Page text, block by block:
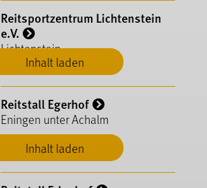
Inhalt laden
Reitsportzentrum Lichtenstein
e.V.
Lichtenstein
Inhalt laden
Reitstall Egerhof
Eningen unter Achalm